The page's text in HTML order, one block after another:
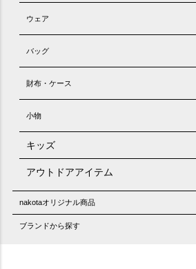
ウェア
バッグ
財布・ケース
小物
キッズ
アウトドアアイテム
nakotaオリジナル商品
ブランドから探す